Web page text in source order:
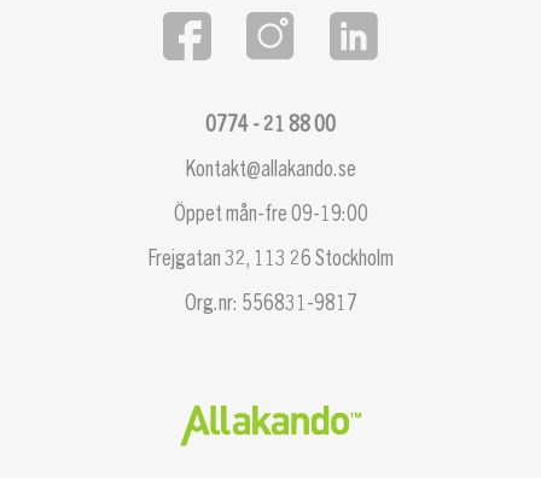
Kontakt@allakando.se
0774 - 21 88 00
Öppet mån-fre 09-19:00
Frejgatan 32, 113 26 Stockholm
Org.nr: 556831-9817